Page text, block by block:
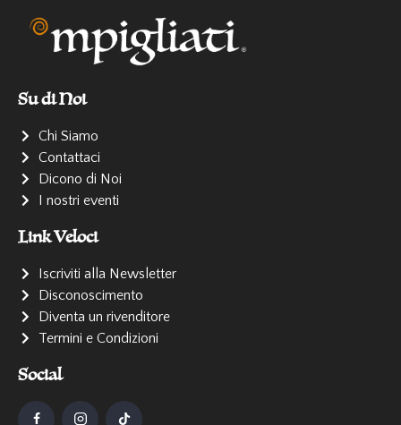
Su di Noi
Chi Siamo
Contattaci
Dicono di Noi
I nostri eventi
Link Veloci
Iscriviti alla Newsletter
Disconoscimento
Diventa un rivenditore
Termini e Condizioni
Social